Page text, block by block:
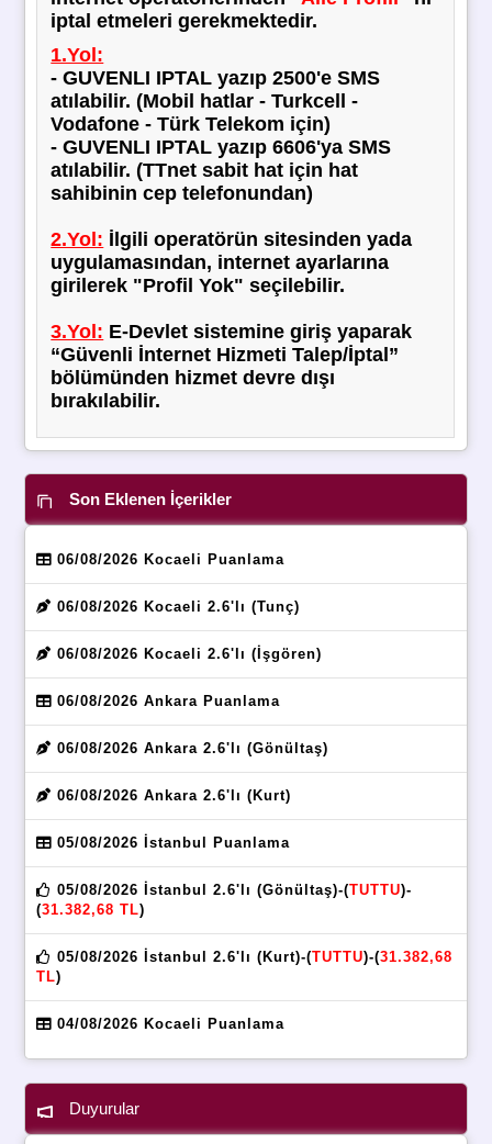
iptal etmeleri gerekmektedir.
1.Yol:
- GUVENLI IPTAL yazıp 2500'e SMS
atılabilir. (Mobil hatlar - Turkcell -
Vodafone - Türk Telekom için)
- GUVENLI IPTAL yazıp 6606'ya SMS
atılabilir. (TTnet sabit hat için hat
sahibinin cep telefonundan)
2.Yol: İlgili operatörün sitesinden yada
uygulamasından, internet ayarlarına
girilerek "Profil Yok" seçilebilir.
3.Yol: E-Devlet sistemine giriş yaparak
“Güvenli İnternet Hizmeti Talep/İptal”
bölümünden hizmet devre dışı
bırakılabilir.
Son Eklenen İçerikler
06/08/2026 Kocaeli Puanlama
06/08/2026 Kocaeli 2.6'lı (Tunç)
06/08/2026 Kocaeli 2.6'lı (İşgören)
06/08/2026 Ankara Puanlama
06/08/2026 Ankara 2.6'lı (Gönültaş)
06/08/2026 Ankara 2.6'lı (Kurt)
05/08/2026 İstanbul Puanlama
05/08/2026 İstanbul 2.6'lı (Gönültaş)-(TUTTU)-
(31.382,68 TL)
05/08/2026 İstanbul 2.6'lı (Kurt)-(TUTTU)-(31.382,68
TL)
04/08/2026 Kocaeli Puanlama
Duyurular